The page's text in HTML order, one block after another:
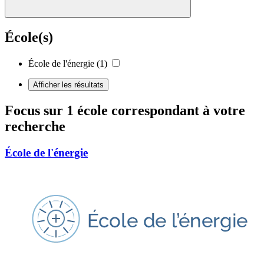
École(s)
École de l'énergie (1)
Afficher les résultats
Focus sur 1 école correspondant à votre
recherche
École de l'énergie